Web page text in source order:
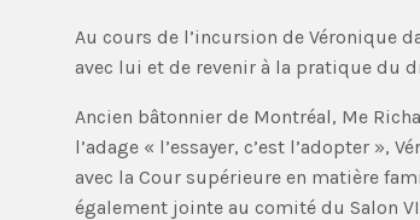
Au cours de l’incursion de Véronique
avec lui et de revenir à la pratique du
Ancien bâtonnier de Montréal, Me
l’adage « l’essayer, c’est l’adopter
avec la Cour supérieure en matière
également jointe au comité du Salon